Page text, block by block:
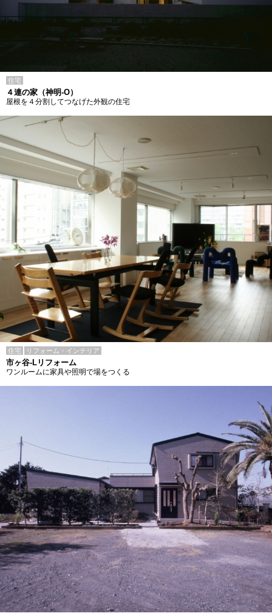
住宅
４連の家（神明-O）
屋根を４分割してつなげた外観の住宅
住宅 リフォーム・インテリア
市ヶ谷-Lリフォーム
ワンルームに家具や照明で場をつくる